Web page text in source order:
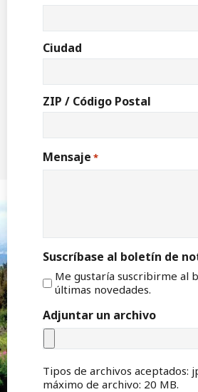
Ciudad
ZIP / Código Postal
Mensaje *
Suscríbase al boletín de
Me gustaría suscribirme al
últimas novedades.
Adjuntar un archivo
Tipos de archivos aceptados:
máximo de archivo: 20 MB.